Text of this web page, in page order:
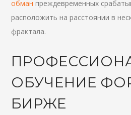
обман преждевременных
расположить на расстоянии в
фрактала.
ОБУЧЕНИЕ
БИРЖЕ